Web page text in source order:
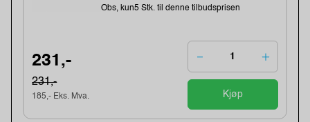
Obs, kun5 Stk. til denne tilbudsprisen
231,-
231,-
185,- Eks. Mva. Kjøp